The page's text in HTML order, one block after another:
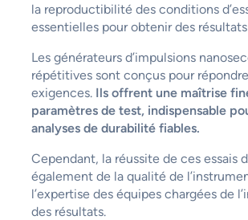
la reproductibilité des conditions
essentielles pour obtenir des
Les générateurs d’impulsions
répétitives sont conçus pour
exigences. Ils offrent une maîtrise
paramètres de test, indispensable
analyses de durabilité fiables.
Cependant, la réussite de ces essais
également de la qualité de
l’expertise des équipes chargées de
des résultats.